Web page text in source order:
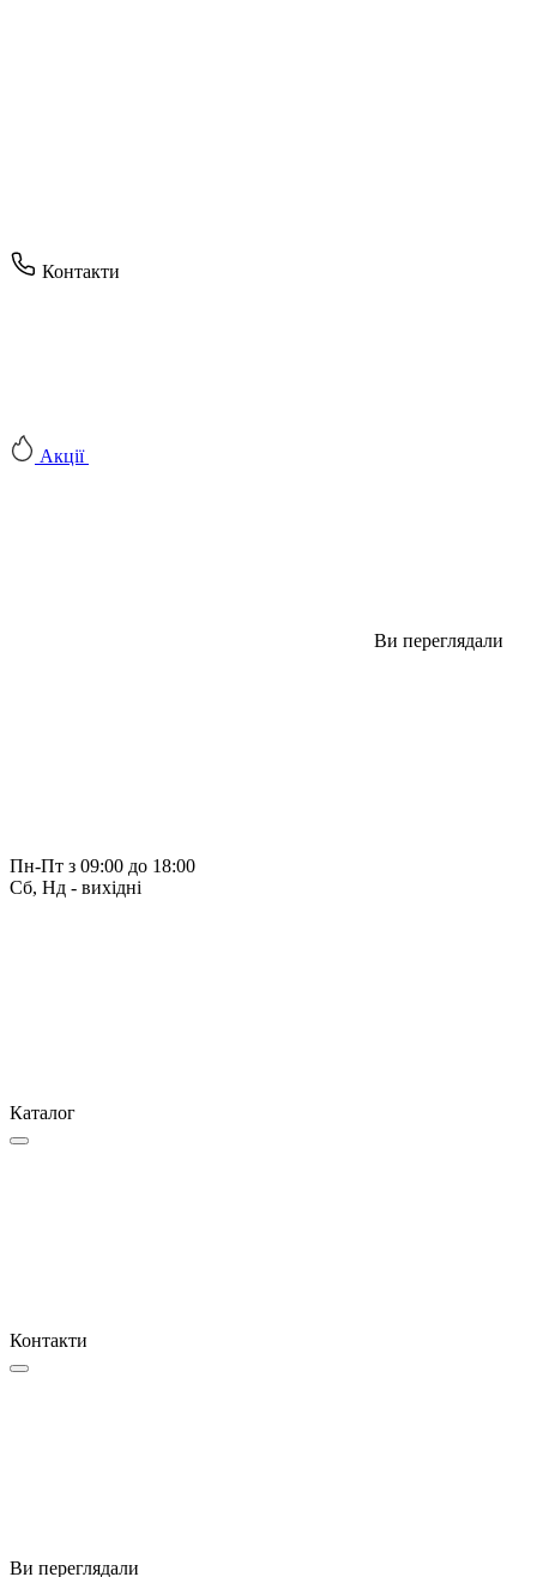
Контакти
Акції
Ви переглядали
Пн-Пт з 09:00 до 18:00
Сб, Нд - вихідні
Каталог
Контакти
Ви переглядали